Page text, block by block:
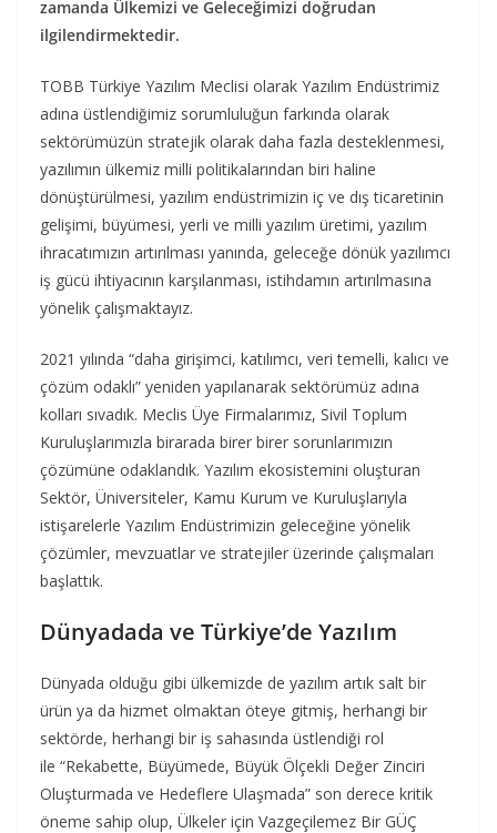
zamanda Ülkemizi ve Geleceğimizi doğrudan
ilgilendirmektedir.
TOBB Türkiye Yazılım Meclisi olarak Yazılım Endüstrimiz
adına üstlendiğimiz sorumluluğun farkında olarak
sektörümüzün stratejik olarak daha fazla desteklenmesi,
yazılımın ülkemiz milli politikalarından biri haline
dönüştürülmesi, yazılım endüstrimizin iç ve dış ticaretinin
gelişimi, büyümesi, yerli ve milli yazılım üretimi, yazılım
ihracatımızın artırılması yanında, geleceğe dönük yazılımcı
iş gücü ihtiyacının karşılanması, istihdamın artırılmasına
yönelik çalışmaktayız.
2021 yılında “daha girişimci, katılımcı, veri temelli, kalıcı ve
çözüm odaklı” yeniden yapılanarak sektörümüz adına
kolları sıvadık. Meclis Üye Firmalarımız, Sivil Toplum
Kuruluşlarımızla birarada birer birer sorunlarımızın
çözümüne odaklandık. Yazılım ekosistemini oluşturan
Sektör, Üniversiteler, Kamu Kurum ve Kuruluşlarıyla
istişarelerle Yazılım Endüstrimizin geleceğine yönelik
çözümler, mevzuatlar ve stratejiler üzerinde çalışmaları
başlattık.
Dünyadada ve Türkiye’de Yazılım
Dünyada olduğu gibi ülkemizde de yazılım artık salt bir
ürün ya da hizmet olmaktan öteye gitmiş, herhangi bir
sektörde, herhangi bir iş sahasında üstlendiği rol
ile “Rekabette, Büyümede, Büyük Ölçekli Değer Zinciri
Oluşturmada ve Hedeflere Ulaşmada” son derece kritik
öneme sahip olup, Ülkeler için Vazgeçilemez Bir GÜÇ